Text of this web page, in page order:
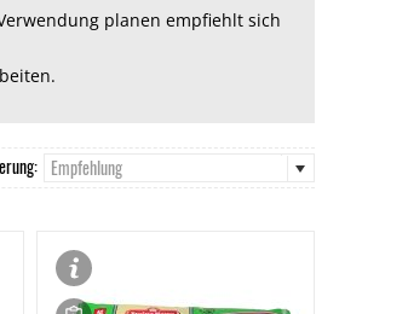
planen empfiehlt sich
Empfehlung